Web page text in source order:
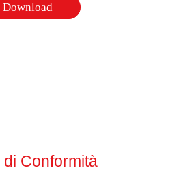
Download
Conformità